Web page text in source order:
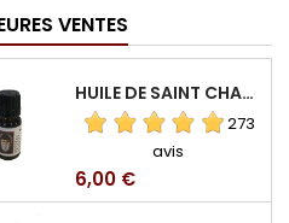
VENTES
HUILE DE SAINT CHARBEL
273
avis
Prix
6,00 €